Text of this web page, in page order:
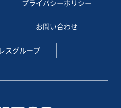
プライバシーポリシー
お問い合わせ
スグループ